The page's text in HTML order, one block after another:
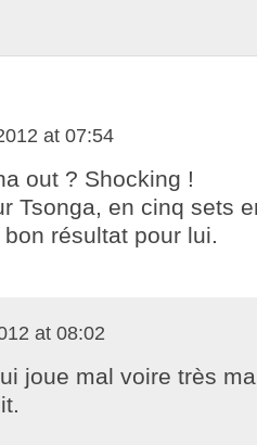
at 07:54
out ? Shocking !
Tsonga, en cinq sets
bon résultat pour lui.
at 08:02
joue mal voire très